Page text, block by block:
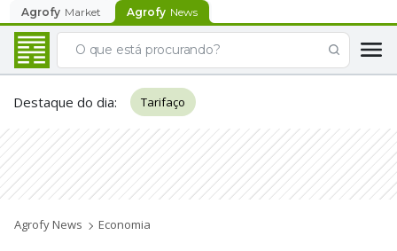
Agrofy Market Agrofy News
Destaque do dia: Tarifaço
Agrofy News Economia